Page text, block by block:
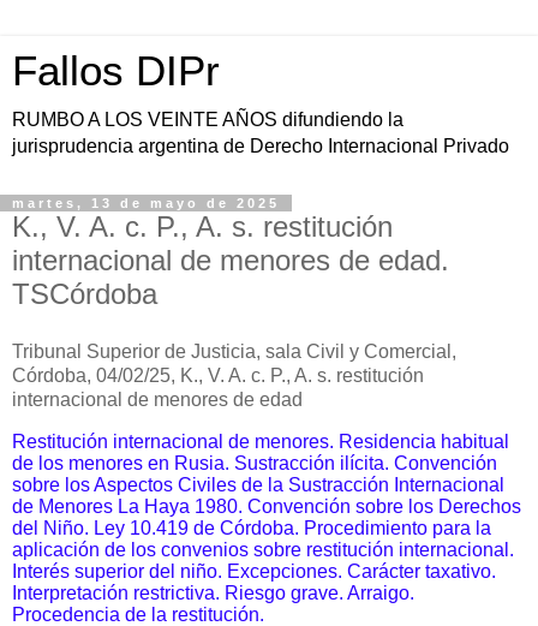
Fallos DIPr
RUMBO A LOS VEINTE AÑOS difundiendo la
jurisprudencia argentina de Derecho Internacional Privado
martes, 13 de mayo de 2025
K., V. A. c. P., A. s. restitución
internacional de menores de edad.
TSCórdoba
Tribunal Superior de Justicia, sala Civil y Comercial,
Córdoba, 04/02/25, K., V. A. c. P., A. s. restitución
internacional de menores de edad
Restitución internacional de menores. Residencia habitual
de los menores en Rusia. Sustracción ilícita. Convención
sobre los Aspectos Civiles de la Sustracción Internacional
de Menores La Haya 1980. Convención sobre los Derechos
del Niño. Ley 10.419 de Córdoba. Procedimiento para la
aplicación de los convenios sobre restitución internacional.
Interés superior del niño. Excepciones. Carácter taxativo.
Interpretación restrictiva. Riesgo grave. Arraigo.
Procedencia de la restitución.